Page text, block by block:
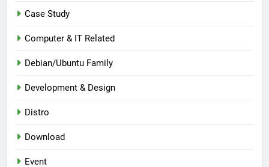
Case Study
Computer & IT Related
Debian/Ubuntu Family
Development & Design
Distro
Download
Event